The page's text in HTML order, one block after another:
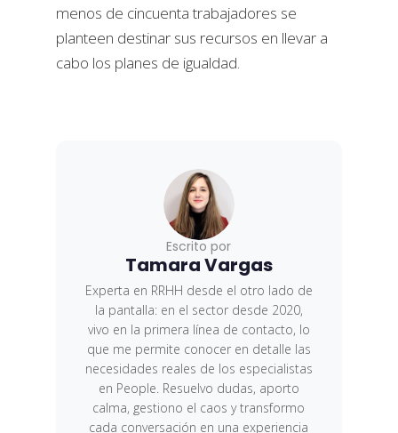
menos de cincuenta trabajadores se
planteen destinar sus recursos en llevar a
cabo los planes de igualdad.
Escrito por
Tamara Vargas
Experta en RRHH desde el otro lado de
la pantalla: en el sector desde 2020,
vivo en la primera línea de contacto, lo
que me permite conocer en detalle las
necesidades reales de los especialistas
en People. Resuelvo dudas, aporto
calma, gestiono el caos y transformo
cada conversación en una experiencia